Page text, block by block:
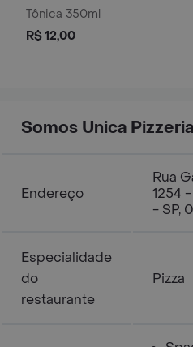
Tônica 350ml
R$ 12,00
Somos Unica Pizzeria
Endereço
Rua
1254
- SP,
Especialidade
do
restaurante
Pizza